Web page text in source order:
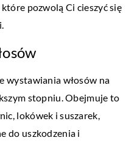
pozwolą Ci cieszyć się
wystawiania włosów na
stopniu. Obejmuje to
lokówek i suszarek,
do uszkodzenia i